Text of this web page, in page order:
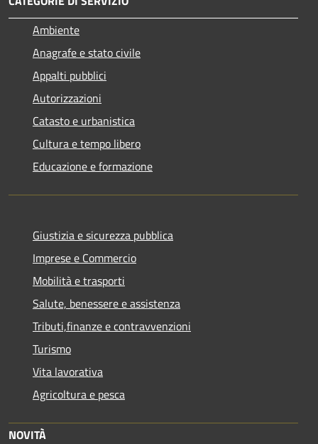
Ambiente
Anagrafe e stato civile
Appalti pubblici
Autorizzazioni
Catasto e urbanistica
Cultura e tempo libero
Educazione e formazione
Giustizia e sicurezza pubblica
Imprese e Commercio
Mobilità e trasporti
Salute, benessere e assistenza
Tributi,finanze e contravvenzioni
Turismo
Vita lavorativa
Agricoltura e pesca
NOVITÀ